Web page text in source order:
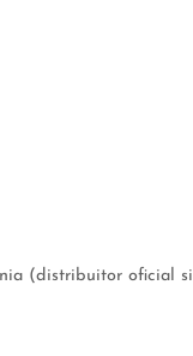
(distribuitor oficial si